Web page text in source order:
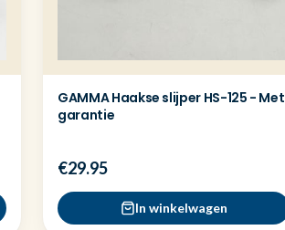
GAMMA Haakse slijper HS-125 - Met
garantie
€29.95
In winkelwagen